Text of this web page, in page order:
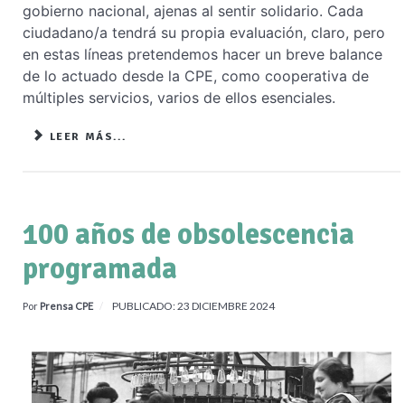
gobierno nacional, ajenas al sentir solidario. Cada
ciudadano/a tendrá su propia evaluación, claro, pero
en estas líneas pretendemos hacer un breve balance
de lo actuado desde la CPE, como cooperativa de
múltiples servicios, varios de ellos esenciales.
LEER MÁS...
100 años de obsolescencia
programada
Por Prensa CPE PUBLICADO: 23 DICIEMBRE 2024